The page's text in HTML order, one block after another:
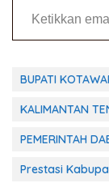
BUPATI
KALIMANTAN
PEMERINTAH
Prestasi